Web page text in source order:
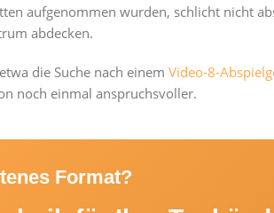
aufgenommen wurden, schlicht nicht
abdecken.
die Suche nach einem Video-8-
noch einmal anspruchsvoller.
Format?